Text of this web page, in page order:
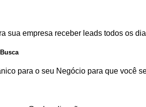
sua empresa receber leads todos os
para o seu Negócio para que você